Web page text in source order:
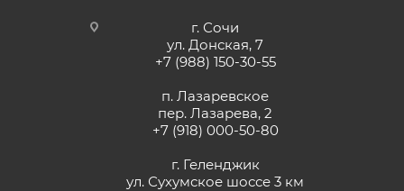
г. Сочи
ул. Донская, 7
+7 (988) 150-30-55
п. Лазаревское
пер. Лазарева, 2
+7 (918) 000-50-80
г. Геленджик
ул. Сухумское шоссе 3 км